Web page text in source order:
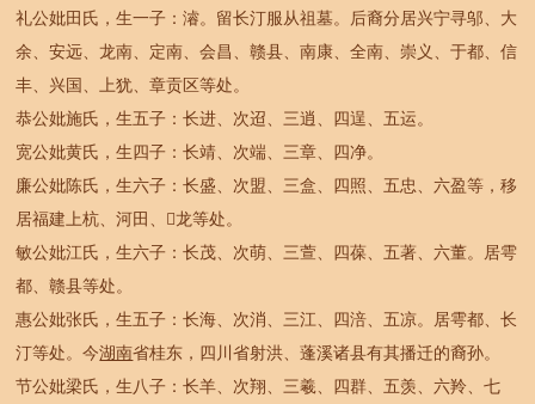
礼公妣田氏，生一子：濬。留长汀服从祖墓。后裔分居兴宁寻邬、大
余、安远、龙南、定南、会昌、赣县、南康、全南、崇义、于都、信
丰、兴国、上犹、章贡区等处。
恭公妣施氏，生五子：长进、次迢、三逍、四逞、五运。
宽公妣黄氏，生四子：长靖、次端、三章、四净。
廉公妣陈氏，生六子：长盛、次盟、三盒、四照、五忠、六盈等，移
居福建上杭、河田、龙等处。
敏公妣江氏，生六子：长茂、次萌、三萱、四葆、五著、六董。居雩
都、赣县等处。
惠公妣张氏，生五子：长海、次消、三江、四涪、五凉。居雩都、长
汀等处。今湖南省桂东，四川省射洪、蓬溪诸县有其播迁的裔孙。
节公妣梁氏，生八子：长羊、次翔、三羲、四群、五羡、六羚、七